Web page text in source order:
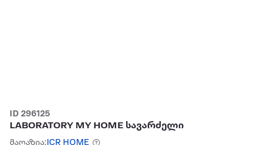
ID 296125
LABORATORY MY HOME სავარძელი
მაღაზია: ICR HOME